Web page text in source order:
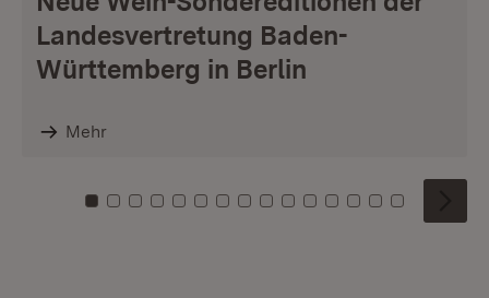
Landesvertretung Baden-
Württemberg in Berlin
Mehr
Zu Kachel: 0
Zu Kachel: 1
Zu Kachel: 2
Zu Kachel: 3
Zu Kachel: 4
Zu Kachel: 5
Zu Kachel: 6
Zu Kachel: 7
Zu Kachel: 8
Zu Kachel: 9
Zu Kachel: 10
Zu Kachel: 11
Zu Kachel: 12
Zu Kachel:
Zu